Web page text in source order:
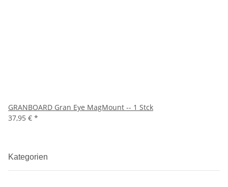
GRANBOARD Gran Eye MagMount -- 1 Stck
37,95 € *
Kategorien